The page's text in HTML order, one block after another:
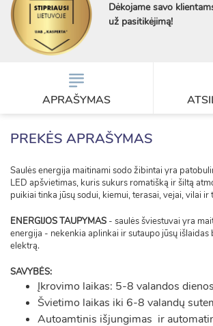
Dėkojame savo
už pasitikėjimą!
APRAŠYMAS
PREKĖS APRAŠYMAS
Saulės energija maitinami sodo žibintai yra
LED apšvietimas, kuris sukurs romatišką ir šiltą
puikiai tinka jūsų sodui, kiemui, terasai, vejai, vilai ir
ENERGIJOS TAUPYMAS - saulės šviestuvai yra
energija - nekenkia aplinkai ir sutaupo jūsų išlaidas
elektrą.
SAVYBĖS:
Įkrovimo laikas: 5-8 valandos
Švietimo laikas iki 6-8 valandų
Autoamtinis išjungimas ir